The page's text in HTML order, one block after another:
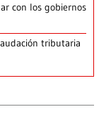
con los gobiernos
tributaria